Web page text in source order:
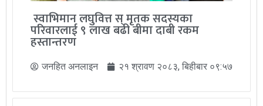
स्वाभिमान लघुवित्त स् मृतक सदस्यका
परिवारलाई ९ लाख बढी बीमा दाबी रकम
हस्तान्तरण
जनहित अनलाइन २१ श्रावण २०८३, बिहीबार ०९:५७